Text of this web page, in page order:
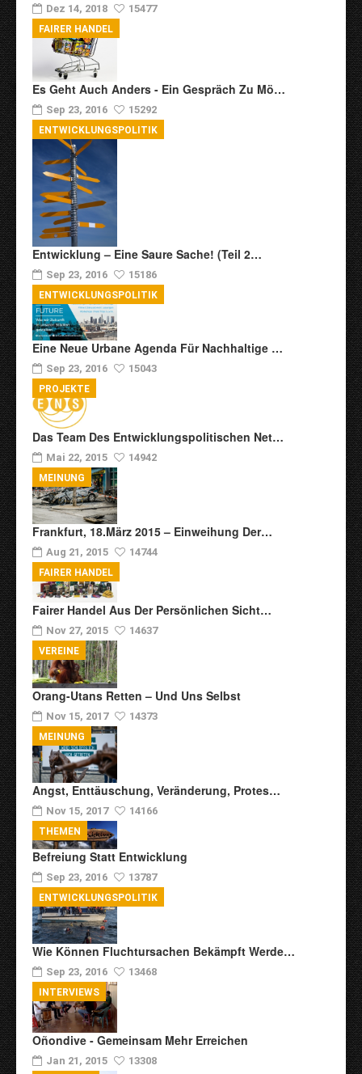
Dez 14, 2018 15477
Es Geht Auch Anders - Ein Gespräch Zu Mö…
Sep 23, 2016 15292
FAIRER HANDEL
Entwicklung – Eine Saure Sache! (Teil 2…
Sep 23, 2016 15186
ENTWICKLUNGSPOLITIK
Eine Neue Urbane Agenda Für Nachhaltige …
Sep 23, 2016 15043
ENTWICKLUNGSPOLITIK
Das Team Des Entwicklungspolitischen Net…
Mai 22, 2015 14942
PROJEKTE
Frankfurt, 18.März 2015 – Einweihung Der…
Aug 21, 2015 14744
MEINUNG
Fairer Handel Aus Der Persönlichen Sicht…
Nov 27, 2015 14637
FAIRER HANDEL
Orang-Utans Retten – Und Uns Selbst
Nov 15, 2017 14373
VEREINE
Angst, Enttäuschung, Veränderung, Protes…
Nov 15, 2017 14166
MEINUNG
Befreiung Statt Entwicklung
Sep 23, 2016 13787
THEMEN
Wie Können Fluchtursachen Bekämpft Werde…
Sep 23, 2016 13468
ENTWICKLUNGSPOLITIK
Oñondive - Gemeinsam Mehr Erreichen
Jan 21, 2015 13308
INTERVIEWS